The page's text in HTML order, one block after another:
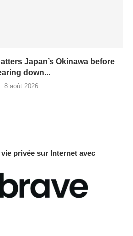
Japan’s Okinawa before
down...
8 août 2026
privée sur Internet avec